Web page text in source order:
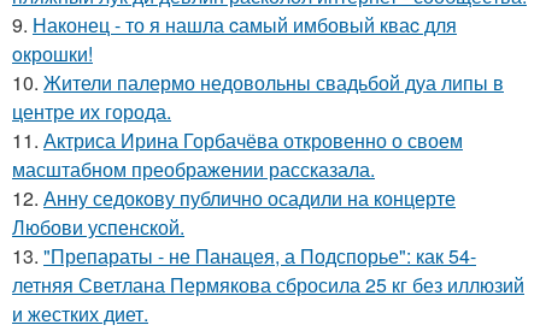
9. Наконец - то я нашла cамый имбовый кваc для
oкрошки!
10. Жители палермо недовольны свадьбой дуа липы в
центре их города.
11. Актриса Ирина Горбачёва откровенно о своем
масштабном преображении рассказала.
12. Анну седокову публично осадили на концерте
Любови успенской.
13. "Препараты - не Панацея, а Подспорье": как 54-
летняя Светлана Пермякова сбросила 25 кг без иллюзий
и жестких диет.